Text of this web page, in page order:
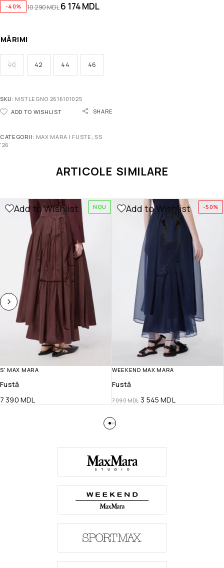
-40% 10 290MDL 6 174MDL
MĂRIMI
40 42 44 46
SKU: MSTLEGNO 2616101025
ADD TO WISHLIST
SHARE
CATEGORII: MAX MARA | FUSTE , SS
'26
ARTICOLE SIMILARE
NOU
Add to Wishlist
S' MAX MARA
Fustă
7 390 MDL
-50%
Add to Wishlist
WEEKEND MAX MARA
Fustă
7 090MDL 3 545MDL